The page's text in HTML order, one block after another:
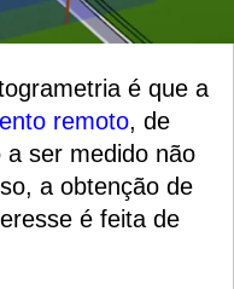
é que a
remoto, de
ser medido não
a obtenção de
é feita de